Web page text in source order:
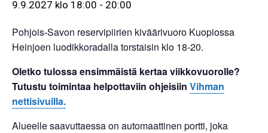
9.9.2027 klo 18:00 - 20:00
Pohjois-Savon reservipiirien kiväärivuoro Kuopiossa
Heinjoen luodikkoradalla torstaisin klo 18-20.
Oletko tulossa ensimmäistä kertaa viikkovuorolle?
Tutustu toimintaa helpottaviin ohjeisiin Vihman
nettisivuilla.
Alueelle saavuttaessa on automaattinen portti, joka